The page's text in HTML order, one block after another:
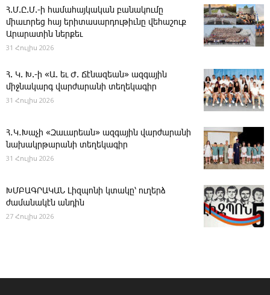
Հ.Մ.Ը.Մ.-ի համահայկական բանակումը
միաւորեց հայ երիտասարդութիւնը վեհաշուք
Արարատին ներքեւ
31 Հուլիս 2026
Հ. Կ. Խ.-ի «Ա. եւ Ժ. ­Ճէնազեան» ազգային
միջնակարգ վարժարանի տեղեկագիր
31 Հուլիս 2026
Հ․Կ․Խաչի «Զաւարեան» ազգային վարժարանի
նախակրթարանի տեղեկագիր
31 Հուլիս 2026
ԽՄԲԱԳՐԱԿԱՆ ­Լիզպոնի կտակը՝ ուղերձ
ժամանակէն անդին
27 Հուլիս 2026